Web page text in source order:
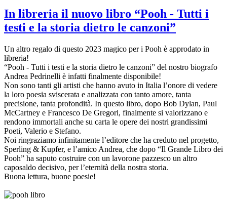
In libreria il nuovo libro “Pooh - Tutti i
testi e la storia dietro le canzoni”
Un altro regalo di questo 2023 magico per i Pooh è approdato in
libreria!
“Pooh - Tutti i testi e la storia dietro le canzoni” del nostro biografo
Andrea Pedrinelli è infatti finalmente disponibile!
Non sono tanti gli artisti che hanno avuto in Italia l’onore di vedere
la loro poesia sviscerata e analizzata con tanto amore, tanta
precisione, tanta profondità. In questo libro, dopo Bob Dylan, Paul
McCartney e Francesco De Gregori, finalmente si valorizzano e
rendono immortali anche su carta le opere dei nostri grandissimi
Poeti, Valerio e Stefano.
Noi ringraziamo infinitamente l’editore che ha creduto nel progetto,
Sperling & Kupfer, e l’amico Andrea, che dopo “Il Grande Libro dei
Pooh” ha saputo costruire con un lavorone pazzesco un altro
caposaldo decisivo, per l’eternità della nostra storia.
Buona lettura, buone poesie!